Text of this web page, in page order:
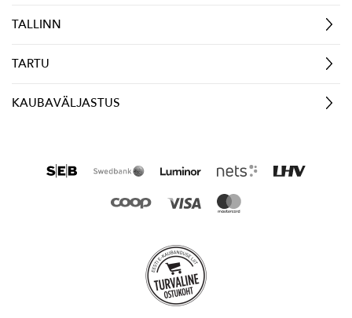
TALLINN
TARTU
KAUBAVÄLJASTUS